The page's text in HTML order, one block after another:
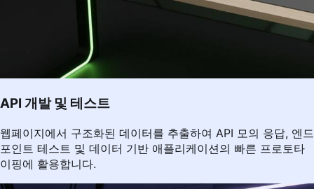
API 개발 및 테스트
웹페이지에서 구조화된 데이터를 추출하여 API 모의 응답, 엔드
포인트 테스트 및 데이터 기반 애플리케이션의 빠른 프로토타
이핑에 활용합니다.